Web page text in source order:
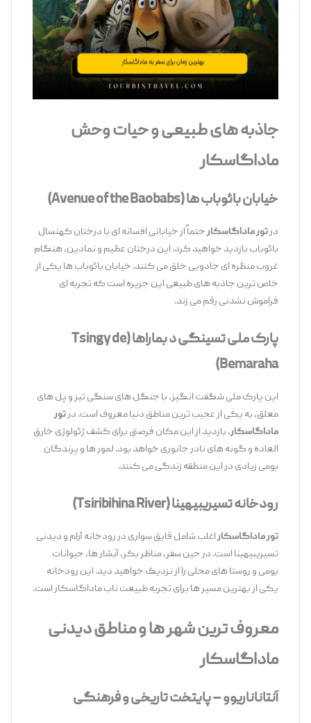
جاذبه‌ های طبیعی و حیات ‌وحش
ماداگاسکار
خیابان بائوباب‌ ها(Avenue of the Baobabs)
تور ماداگاسکارحتماً از خیابانی افسانه ‌ای با درختان کهنسال
بائوباب بازدید خواهید کرد. این درختان عظیم و نمادین، هنگام
غروب منظره ‌ای جادویی خلق می ‌کنند. خیابان بائوباب‌ ها یکی از
خاص‌ ترین جاذبه ‌های طبیعی این جزیره است که تجربه ‌ای
فراموش ‌نشدنی رقم می ‌زند.
پارک ملی تسینگی د بماراها (Tsingy de
Bemaraha)
این پارک ملی شگفت ‌انگیز، با جنگل ‌های سنگی تیز و پل ‌های
معلق، به یکی از عجیب‌ ترین مناطق دنیا معروف است. درتور
ماداگاسکار، بازدید از این مکان فرصتی برای کشف ژئولوژی خارق
‌العاده و گونه ‌های نادر جانوری خواهد بود. لمور ها و پرندگان
بومی زیادی در این منطقه زندگی می ‌کنند.
رودخانه تسیریبیهینا(Tsiribihina River)
تور ماداگاسکاراغلب شامل قایق ‌سواری در رودخانه آرام و دیدنی
تسیریبیهینا است. در حین سفر، مناظر بکر، آبشار ها، حیوانات
بومی و روستا های محلی را از نزدیک خواهید دید. این رودخانه
یکی از بهترین مسیر ها برای تجربه طبیعت ناب ماداگاسکار است.
معروف ‌ترین شهر ها و مناطق دیدنی
ماداگاسکار
آنتاناناریوو–پایتخت تاریخی و فرهنگی